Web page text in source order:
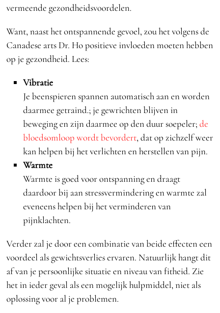
vermeende gezondheidsvoordelen.
Want, naast het ontspannende gevoel, zou het volgens de
Canadese arts Dr. Ho positieve invloeden moeten hebben
op je gezondheid. Lees:
Vibratie
Je beenspieren spannen automatisch aan en worden
daarmee getraind.; je gewrichten blijven in
beweging en zijn daarmee op den duur soepeler; de
bloedsomloop wordt bevordert, dat op zichzelf weer
kan helpen bij het verlichten en herstellen van pijn.
Warmte
Warmte is goed voor ontspanning en draagt
daardoor bij aan stressvermindering en warmte zal
eveneens helpen bij het verminderen van
pijnklachten.
Verder zal je door een combinatie van beide effecten een
voordeel als gewichtsverlies ervaren. Natuurlijk hangt dit
af van je persoonlijke situatie en niveau van fitheid. Zie
het in ieder geval als een mogelijk hulpmiddel, niet als
oplossing voor al je problemen.